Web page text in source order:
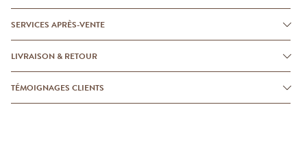
SERVICES APRÈS-VENTE
LIVRAISON & RETOUR
TÉMOIGNAGES CLIENTS